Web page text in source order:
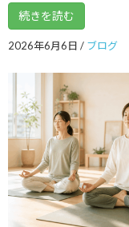
2020年2月
2020年1月
2019年12月
2019年11月
2019年10月
2019年9月
2019年8月
2019年7月
続きを読む
2026年6月6日 / ブログ